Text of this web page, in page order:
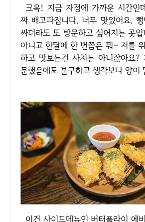
크윽! 지금 자정에 가까운 시간인데 이거 보니까 진
짜 배고파집니다. 너무 맛있어요.
싸더라도 또 방문하고 싶어지는 곳
아니고 한달에 한 번쯤은 뭐~ 저를
하고 맛보는건 사치는 아니잖아요?
문했음에도 불구하고 생각보다 양이
이건 사이드메뉴인 버터플라이 에비 텐푸라입니다. 4